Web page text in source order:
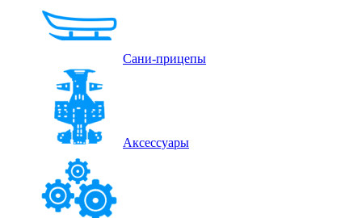
Сани-прицепы
Аксессуары